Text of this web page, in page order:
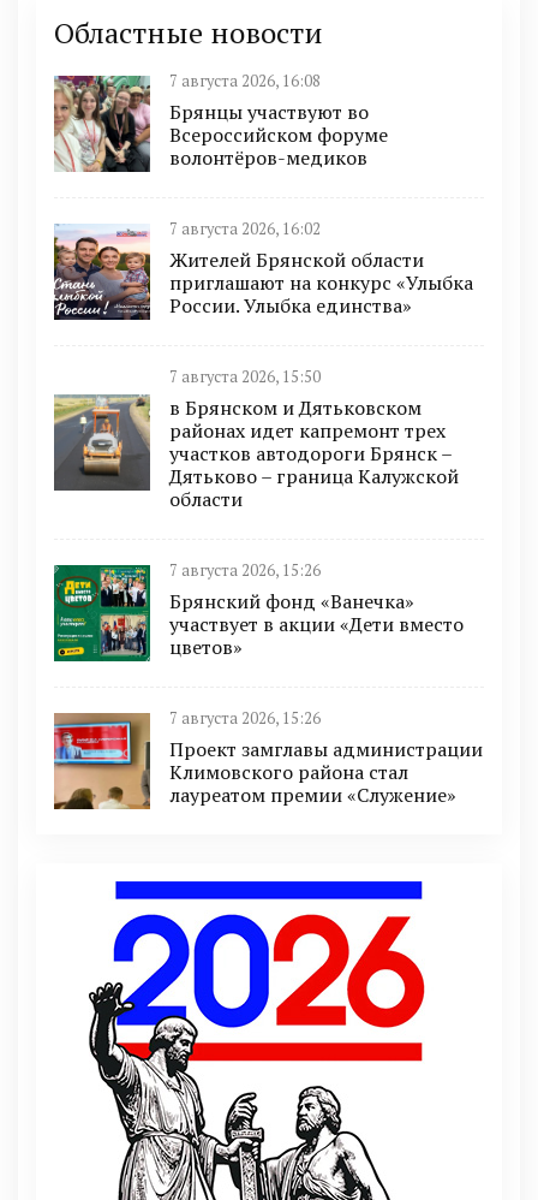
Областные новости
7 августа 2026, 16:08
Брянцы участвуют во
Всероссийском форуме
волонтёров-медиков
7 августа 2026, 16:02
Жителей Брянской области
приглашают на конкурс «Улыбка
России. Улыбка единства»
7 августа 2026, 15:50
в Брянском и Дятьковском
районах идет капремонт трех
участков автодороги Брянск –
Дятьково – граница Калужской
области
7 августа 2026, 15:26
Брянский фонд «Ванечка»
участвует в акции «Дети вместо
цветов»
7 августа 2026, 15:26
Проект замглавы администрации
Климовского района стал
лауреатом премии «Служение»